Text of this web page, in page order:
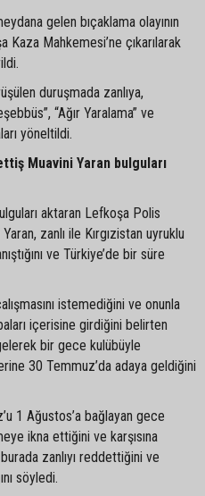
gelen bıçaklama olayının
Kaza Mahkemesi’ne çıkarılarak
duruşmada zanlıya,
“Ağır Yaralama” ve
yöneltildi.
Muavini Yaran bulguları
aktaran Lefkoşa Polis
zanlı ile Kırgızistan uyruklu
ve Türkiye’de bir süre
istemediğini ve onunla
içerisine girdiğini belirten
gelerek bir gece kulübüyle
30 Temmuz’da adaya geldiğini
1 Ağustos’a bağlayan gece
ikna ettiğini ve karşısına
burada zanlıyı reddettiğini ve
söyledi.